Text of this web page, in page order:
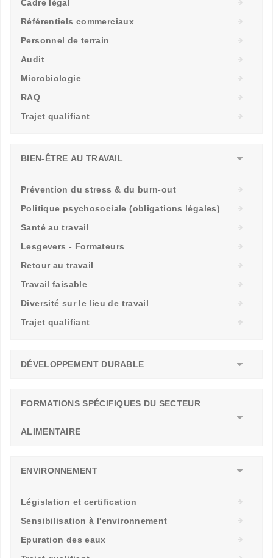
Cadre légal
Référentiels commerciaux
Personnel de terrain
Audit
Microbiologie
RAQ
Trajet qualifiant
BIEN-ÊTRE AU TRAVAIL
Prévention du stress & du burn-out
Politique psychosociale (obligations légales)
Santé au travail
Lesgevers - Formateurs
Retour au travail
Travail faisable
Diversité sur le lieu de travail
Trajet qualifiant
DÉVELOPPEMENT DURABLE
FORMATIONS SPÉCIFIQUES DU SECTEUR
ALIMENTAIRE
ENVIRONNEMENT
Législation et certification
Sensibilisation à l'environnement
Epuration des eaux